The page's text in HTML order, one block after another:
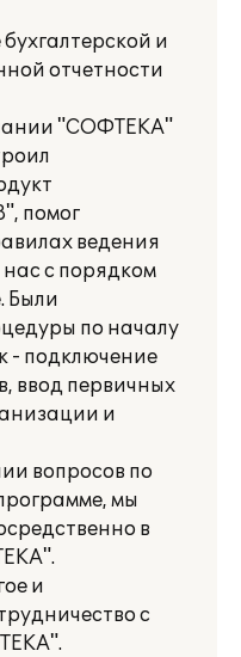
и
отчетности
"СОФТЕКА"
помог
ведения
с порядком
Были
по началу
- подключение
ввод первичных
и
вопросов по
мы
в
и
с